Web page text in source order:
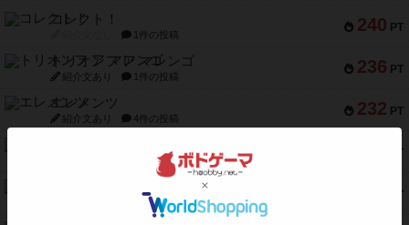
240 PT
コレクト！
1件の投稿
236 PT
トリオンフ ア マレンゴ
紹介文あり 1件の投稿
232 PT
エレメンツ
紹介文あり 4件の投稿
PT
1件の投稿
PT
1件の投稿